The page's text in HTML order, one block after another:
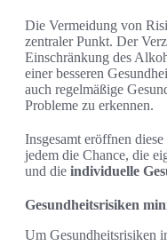
Die Vermeidung von
zentraler Punkt. Der
Einschränkung des
einer besseren
auch regelmäßige
Probleme zu erkennen.
Insgesamt eröffnen diese
jedem die Chance, die
und die individuelle
Gesundheitsrisiken
Um Gesundheitsrisiken